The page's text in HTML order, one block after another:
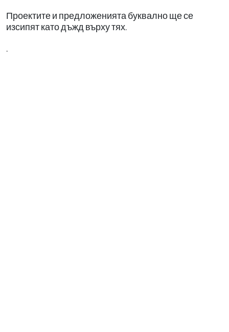
Проектите и предложенията буквално ще се
изсипят като дъжд върху тях.
.